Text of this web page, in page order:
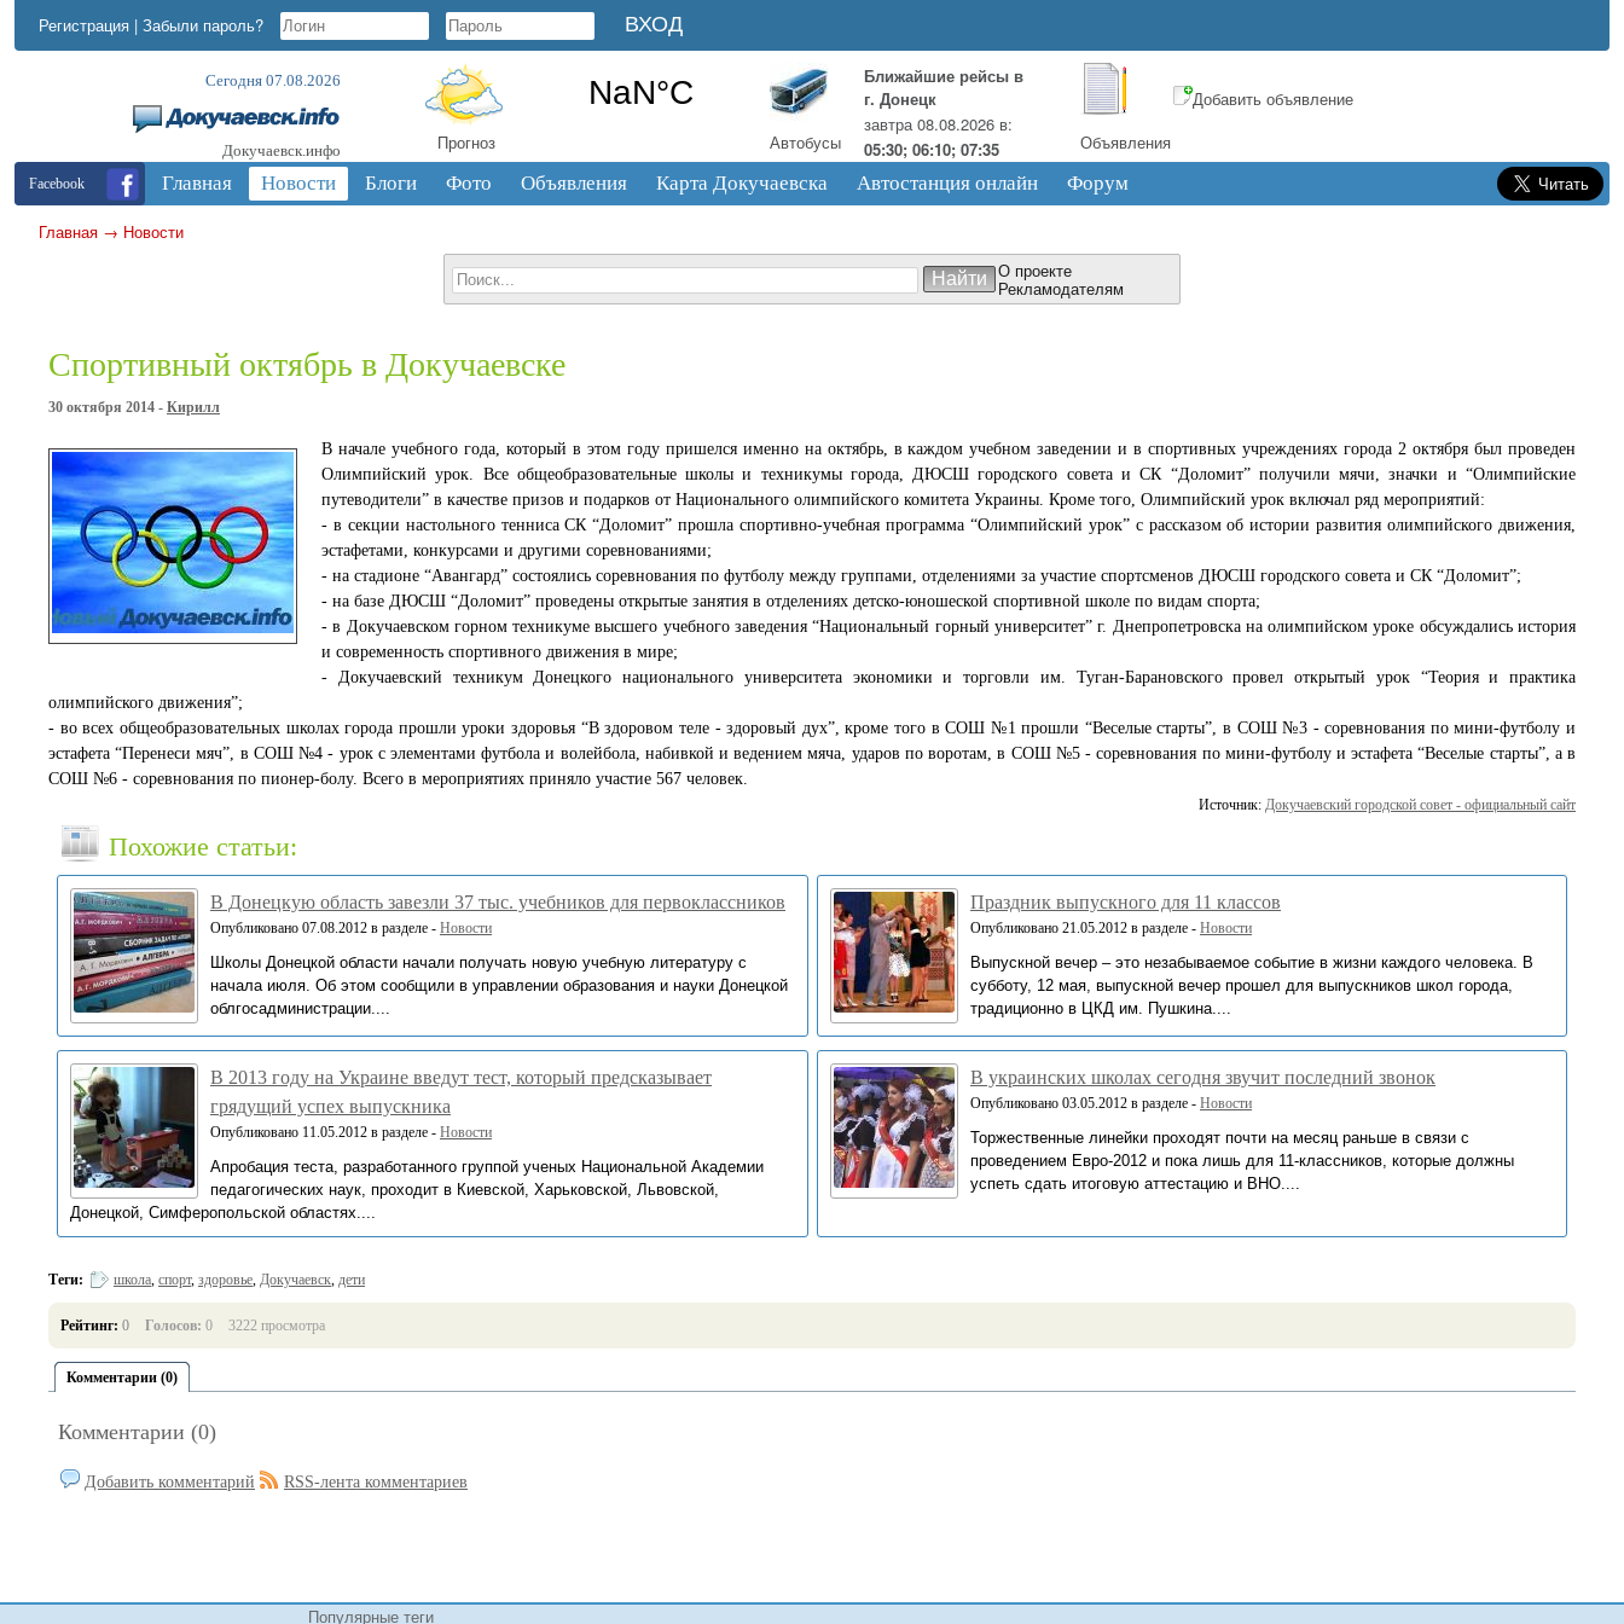
Регистрация | Забыли пароль?
Сегодня 07.08.2026
Докучаевск.инфо Прогноз Автобусы
Ближайшие рейсы в
г. Донецк
завтра 08.08.2026 в:
05:30; 06:10; 07:35
Объявления
Добавить объявление
Facebook Главная Новости Блоги Фото Объявления Карта Докучаевска Автостанция онлайн Форум
Главная → Новости
О проекте
Рекламодателям
Спортивный октябрь в Докучаевске
30 октября 2014 - Кирилл
В начале учебного года, который в этом году пришелся именно на октябрь, в каждом учебном заведении и в спортивных учреждениях города 2 октября был проведен
Олимпийский урок. Все общеобразовательные школы и техникумы города, ДЮСШ городского совета и СК “Доломит” получили мячи, значки и “Олимпийские
путеводители” в качестве призов и подарков от Национального олимпийского комитета Украины. Кроме того, Олимпийский урок включал ряд мероприятий:
- в секции настольного тенниса СК “Доломит” прошла спортивно-учебная программа “Олимпийский урок” с рассказом об истории развития олимпийского движения,
эстафетами, конкурсами и другими соревнованиями;
- на стадионе “Авангард” состоялись соревнования по футболу между группами, отделениями за участие спортсменов ДЮСШ городского совета и СК “Доломит”;
- на базе ДЮСШ “Доломит” проведены открытые занятия в отделениях детско-юношеской спортивной школе по видам спорта;
- в Докучаевском горном техникуме высшего учебного заведения “Национальный горный университет” г. Днепропетровска на олимпийском уроке обсуждались история
и современность спортивного движения в мире;
- Докучаевский техникум Донецкого национального университета экономики и торговли им. Туган-Барановского провел открытый урок “Теория и практика
олимпийского движения”;
- во всех общеобразовательных школах города прошли уроки здоровья “В здоровом теле - здоровый дух”, кроме того в СОШ №1 прошли “Веселые старты”, в СОШ №3 - соревнования по мини-футболу и
эстафета “Перенеси мяч”, в СОШ №4 - урок с элементами футбола и волейбола, набивкой и ведением мяча, ударов по воротам, в СОШ №5 - соревнования по мини-футболу и эстафета “Веселые старты”, а в
СОШ №6 - соревнования по пионер-болу. Всего в мероприятиях приняло участие 567 человек.
Источник: Докучаевский городской совет - официальный сайт
Похожие статьи:
В Донецкую область завезли 37 тыс. учебников для первоклассников
Опубликовано 07.08.2012 в разделе - Новости
Школы Донецкой области начали получать новую учебную литературу с
начала июля. Об этом сообщили в управлении образования и науки Донецкой
облгосадминистрации....
Праздник выпускного для 11 классов
Опубликовано 21.05.2012 в разделе - Новости
Выпускной вечер – это незабываемое событие в жизни каждого человека. В
субботу, 12 мая, выпускной вечер прошел для выпускников школ города,
традиционно в ЦКД им. Пушкина....
В 2013 году на Украине введут тест, который предсказывает
грядущий успех выпускника
Опубликовано 11.05.2012 в разделе - Новости
Апробация теста, разработанного группой ученых Национальной Академии
педагогических наук, проходит в Киевской, Харьковской, Львовской,
Донецкой, Симферопольской областях....
В украинских школах сегодня звучит последний звонок
Опубликовано 03.05.2012 в разделе - Новости
Торжественные линейки проходят почти на месяц раньше в связи с
проведением Евро-2012 и пока лишь для 11-классников, которые должны
успеть сдать итоговую аттестацию и ВНО....
Теги: школа, спорт, здоровье, Докучаевск, дети
Рейтинг: 0 Голосов: 0 3222 просмотра
Комментарии (0)
Комментарии (0)
Добавить комментарий RSS-лента комментариев
Популярные теги